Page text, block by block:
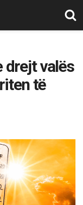
drejt valës
të